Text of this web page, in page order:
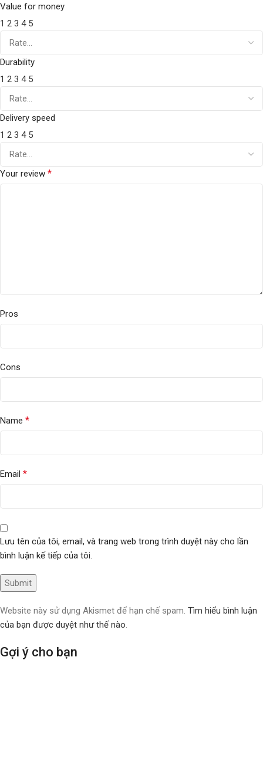
Value for money
1 2 3 4 5
Durability
1 2 3 4 5
Delivery speed
1 2 3 4 5
Your review *
Pros
Cons
Name *
Email *
Lưu tên của tôi, email, và trang web trong trình duyệt này cho lần
bình luận kế tiếp của tôi.
Website này sử dụng Akismet để hạn chế spam. Tìm hiểu bình luận
của bạn được duyệt như thế nào.
Gợi ý cho bạn